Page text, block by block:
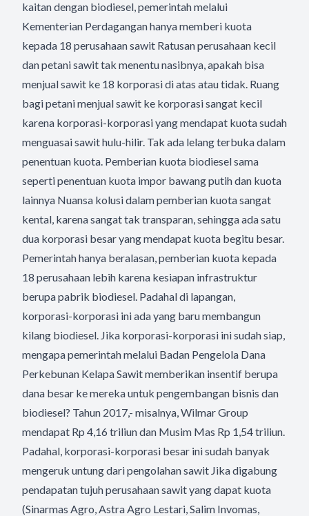
kaitan dengan biodiesel, pemerintah melalui
Kementerian Perdagangan hanya memberi kuota
kepada 18 perusahaan sawit Ratusan perusahaan kecil
dan petani sawit tak menentu nasibnya, apakah bisa
menjual sawit ke 18 korporasi di atas atau tidak. Ruang
bagi petani menjual sawit ke korporasi sangat kecil
karena korporasi-korporasi yang mendapat kuota sudah
menguasai sawit hulu-hilir. Tak ada lelang terbuka dalam
penentuan kuota. Pemberian kuota biodiesel sama
seperti penentuan kuota impor bawang putih dan kuota
lainnya Nuansa kolusi dalam pemberian kuota sangat
kental, karena sangat tak transparan, sehingga ada satu
dua korporasi besar yang mendapat kuota begitu besar.
Pemerintah hanya beralasan, pemberian kuota kepada
18 perusahaan lebih karena kesiapan infrastruktur
berupa pabrik biodiesel. Padahal di lapangan,
korporasi-korporasi ini ada yang baru membangun
kilang biodiesel. Jika korporasi-korporasi ini sudah siap,
mengapa pemerintah melalui Badan Pengelola Dana
Perkebunan Kelapa Sawit memberikan insentif berupa
dana besar ke mereka untuk pengembangan bisnis dan
biodiesel? Tahun 2017,- misalnya, Wilmar Group
mendapat Rp 4,16 triliun dan Musim Mas Rp 1,54 triliun.
Padahal, korporasi-korporasi besar ini sudah banyak
mengeruk untung dari pengolahan sawit Jika digabung
pendapatan tujuh perusahaan sawit yang dapat kuota
(Sinarmas Agro, Astra Agro Lestari, Salim Invomas,